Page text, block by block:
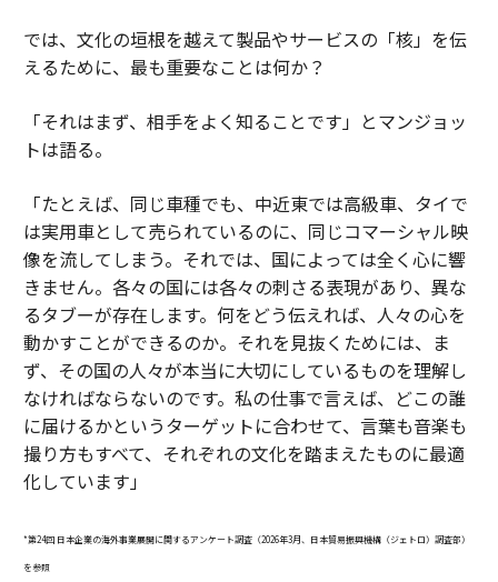
では、文化の垣根を越えて製品やサービスの「核」を伝
えるために、最も重要なことは何か？
「それはまず、相手をよく知ることです」とマンジョッ
トは語る。
「たとえば、同じ車種でも、中近東では高級車、タイで
は実用車として売られているのに、同じコマーシャル映
像を流してしまう。それでは、国によっては全く心に響
きません。各々の国には各々の刺さる表現があり、異な
るタブーが存在します。何をどう伝えれば、人々の心を
動かすことができるのか。それを見抜くためには、ま
ず、その国の人々が本当に大切にしているものを理解し
なければならないのです。私の仕事で言えば、どこの誰
に届けるかというターゲットに合わせて、言葉も音楽も
撮り方もすべて、それぞれの文化を踏まえたものに最適
化しています」
*第24回 日本企業の海外事業展開に関するアンケート調査（2026年3月、日本貿易振興機構（ジェトロ）調査部）
を参照